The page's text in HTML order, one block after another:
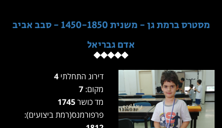
מסטרס ברמת גן - משנית 1450-1850 - סבב אביב
אדם גבריאל
דירוג התחלתי
מקום:
מד כושר
פרפורמנס(רמת ביצועים):